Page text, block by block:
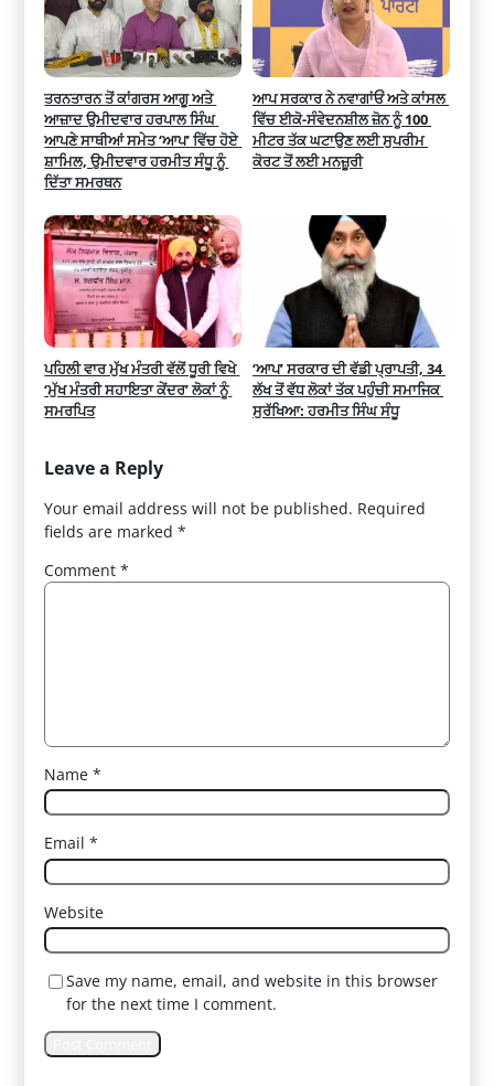
ਤਰਨਤਾਰਨ ਤੋਂ ਕਾਂਗਰਸ ਆਗੂ ਅਤੇ
ਆਜ਼ਾਦ ਉਮੀਦਵਾਰ ਹਰਪਾਲ ਸਿੰਘ
ਆਪਣੇ ਸਾਥੀਆਂ ਸਮੇਤ ‘ਆਪ’ ਵਿੱਚ ਹੋਏ
ਸ਼ਾਮਿਲ, ਉਮੀਦਵਾਰ ਹਰਮੀਤ ਸੰਧੂ ਨੂੰ
ਦਿੱਤਾ ਸਮਰਥਨ
ਆਪ ਸਰਕਾਰ ਨੇ ਨਵਾਗਾਂਓਂ ਅਤੇ ਕਾਂਸਲ
ਵਿੱਚ ਈਕੋ-ਸੰਵੇਦਨਸ਼ੀਲ ਜ਼ੋਨ ਨੂੰ 100
ਮੀਟਰ ਤੱਕ ਘਟਾਉਣ ਲਈ ਸੁਪਰੀਮ
ਕੋਰਟ ਤੋਂ ਲਈ ਮਨਜ਼ੂਰੀ
ਪਹਿਲੀ ਵਾਰ ਮੁੱਖ ਮੰਤਰੀ ਵੱਲੋਂ ਧੂਰੀ ਵਿਖੇ
‘ਮੁੱਖ ਮੰਤਰੀ ਸਹਾਇਤਾ ਕੇਂਦਰ’ ਲੋਕਾਂ ਨੂੰ
ਸਮਰਪਿਤ
‘ਆਪ’ ਸਰਕਾਰ ਦੀ ਵੱਡੀ ਪ੍ਰਾਪਤੀ, 34
ਲੱਖ ਤੋਂ ਵੱਧ ਲੋਕਾਂ ਤੱਕ ਪਹੁੰਚੀ ਸਮਾਜਿਕ
ਸੁਰੱਖਿਆ: ਹਰਮੀਤ ਸਿੰਘ ਸੰਧੂ
Leave a Reply
Your email address will not be published. Required
fields are marked*
Comment*
Name*
Email*
Website
Save my name, email, and website in this browser
for the next time I comment.